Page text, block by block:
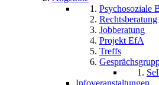
Psychosoziale
Rechtsberatung
Jobberatung
Projekt EfA
Treffs
Infoveranstaltungen